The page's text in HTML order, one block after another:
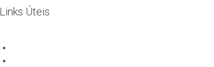
Links Úteis